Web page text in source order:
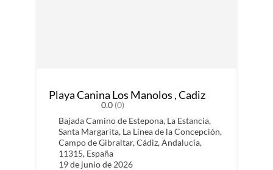
Playa Canina Los Manolos , Cadiz
0.0 (0)
Bajada Camino de Estepona, La Estancia,
Santa Margarita, La Línea de la Concepción,
Campo de Gibraltar, Cádiz, Andalucía,
11315, España
19 de junio de 2026